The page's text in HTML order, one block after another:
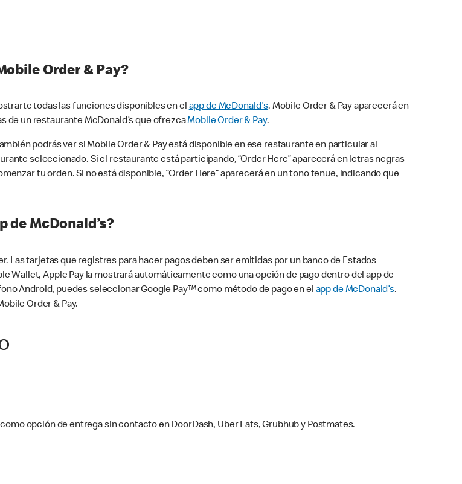
Order & Pay?
todas las funciones disponibles en elapp de McDonald's. Mobile Order & Pay aparecerá en
de un restaurante McDonald’s que ofrezcaMobile Order & Pay.
podrás ver si Mobile Order & Pay está disponible en ese restaurante en particular al
seleccionado. Si el restaurante está participando, “Order Here” aparecerá en letras negras
tu orden. Si no está disponible, “Order Here” aparecerá en un tono tenue, indicando que
de McDonald’s?
Las tarjetas que registres para hacer pagos deben ser emitidas por un banco de Estados
Wallet, Apple Pay la mostrará automáticamente como una opción de pago dentro del app de
Android, puedes seleccionar Google Pay™ como método de pago en elapp de McDonald’s.
Order & Pay.
opción de entrega sin contacto en DoorDash, Uber Eats, Grubhub y Postmates.